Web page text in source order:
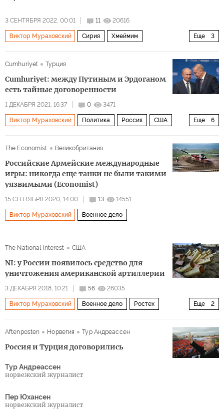
3 СЕНТЯБРЯ 2022, 00:01 11 20616
Еще 3
Виктор Мураховский Сирия Хмеймим
Cumhuriyet
Турция
Cumhuriyet: между Путиным и Эрдоганом
есть тайные договоренности
1 ДЕКАБРЯ 2021, 16:37 0 3471
Еще 6
Виктор Мураховский Политика Россия США
The Economist Великобритания
Российские Армейские международные
игры: никогда еще танки не были такими
уязвимыми (Economist)
15 СЕНТЯБРЯ 2020, 14:00 13 14551
Виктор Мураховский Военное дело
The National Interest США
NI: у России появилось средство для
уничтожения американской артиллерии
3 ДЕКАБРЯ 2018, 10:21 56 26035
Еще 2
Виктор Мураховский Военное дело Ростех
Aftenposten
Норвегия Тур Андреассен
Россия и Турция договорились
Тур Андреассен
норвежский журналист
Пер Юхансен
норвежский журналист